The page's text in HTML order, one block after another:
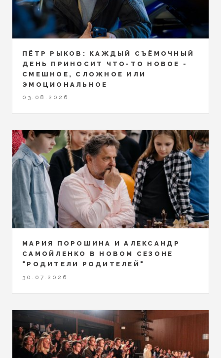
ПЁТР РЫКОВ: КАЖДЫЙ СЪЁМОЧНЫЙ
ДЕНЬ ПРИНОСИТ ЧТО-ТО НОВОЕ -
СМЕШНОЕ, СЛОЖНОЕ ИЛИ
ЭМОЦИОНАЛЬНОЕ
03.08.2026
МАРИЯ ПОРОШИНА И АЛЕКСАНДР
САМОЙЛЕНКО В НОВОМ СЕЗОНЕ
"РОДИТЕЛИ РОДИТЕЛЕЙ"
30.07.2026